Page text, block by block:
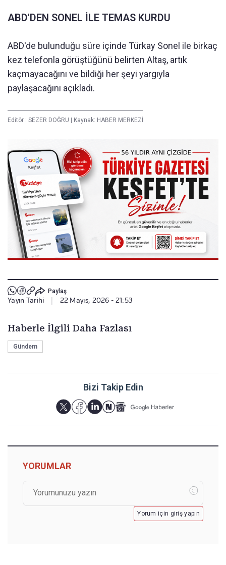
ABD'DEN SONEL İLE TEMAS KURDU
ABD'de bulunduğu süre içinde Türkay Sonel ile birkaç
kez telefonla görüştüğünü belirten Altaş, artık
kaçmayacağını ve bildiği her şeyi yargıyla
paylaşacağını açıkladı.
Editör : SEZER DOĞRU Kaynak: HABER MERKEZİ
Paylaş
Yayın Tarihi 22 Mayıs, 2026 - 21:53
Haberle İlgili Daha Fazlası
Gündem
Bizi Takip Edin
YORUMLAR
Yorum için giriş yapın